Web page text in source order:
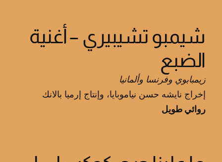
شيمبو تشيبيري – أغنية
الضبع
زيمبابوي وفرنسا وألمانيا
إخراج نايشه حسن نياموبايا، وإنتاج إرميا بالانك
روائي طويل